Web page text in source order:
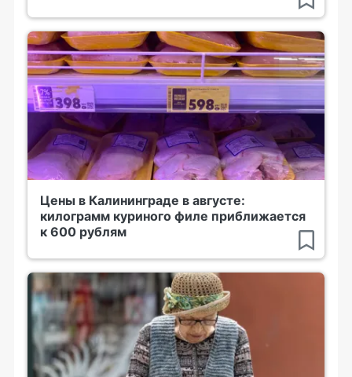
Цены в Калининграде в августе:
килограмм куриного филе приближается
к 600 рублям